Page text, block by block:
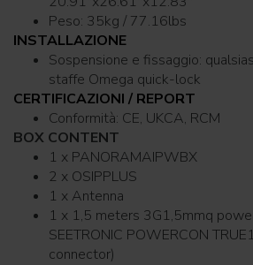
Peso: 35kg / 77.16lbs
INSTALLAZIONE
Sospensione e fissaggio: qualsiasi posizione con
staffe Omega quick-lock
CERTIFICAZIONI / REPORT
Conformità: CE, UKCA, RCM
BOX CONTENT
1 x PANORAMAIPWBX
2 x OSIPPLUS
1 x Antenna
1 x 1,5 meters 3G1,5mmq
SEETRONIC POWERCON
connector)